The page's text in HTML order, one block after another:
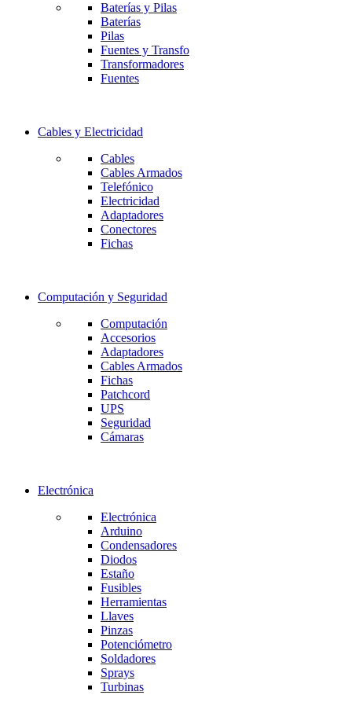
Baterías y Pilas
Baterías
Pilas
Fuentes y Transfo
Transformadores
Fuentes
Cables y Electricidad
Cables
Cables Armados
Telefónico
Electricidad
Adaptadores
Conectores
Fichas
Computación y Seguridad
Computación
Accesorios
Adaptadores
Cables Armados
Fichas
Patchcord
UPS
Seguridad
Cámaras
Electrónica
Electrónica
Arduino
Condensadores
Diodos
Estaño
Fusibles
Herramientas
Llaves
Pinzas
Potenciómetro
Soldadores
Sprays
Turbinas